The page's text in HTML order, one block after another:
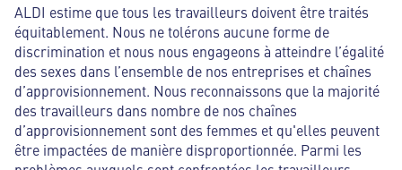
ALDI estime que tous les travailleurs doivent être traités
équitablement. Nous ne tolérons aucune forme de
discrimination et nous nous engageons à atteindre l’égalité
des sexes dans l’ensemble de nos entreprises et chaînes
d’approvisionnement. Nous reconnaissons que la majorité
des travailleurs dans nombre de nos chaînes
d’approvisionnement sont des femmes et qu'elles peuvent
être impactées de manière disproportionnée. Parmi les